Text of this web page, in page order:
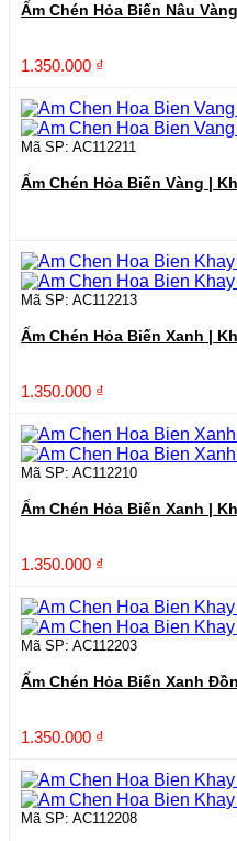
Ấm Chén Hỏa Biến Nâu
1.350.000 ₫
Mã SP: AC112211
Ấm Chén Hỏa Biến Vàng |
Mã SP: AC112213
Ấm Chén Hỏa Biến Xanh |
1.350.000 ₫
Mã SP: AC112210
Ấm Chén Hỏa Biến Xanh |
1.350.000 ₫
Mã SP: AC112203
Ấm Chén Hỏa Biến Xanh
1.350.000 ₫
Mã SP: AC112208